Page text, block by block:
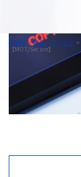
HOME >製品・サービス >
【MOT/Secure】